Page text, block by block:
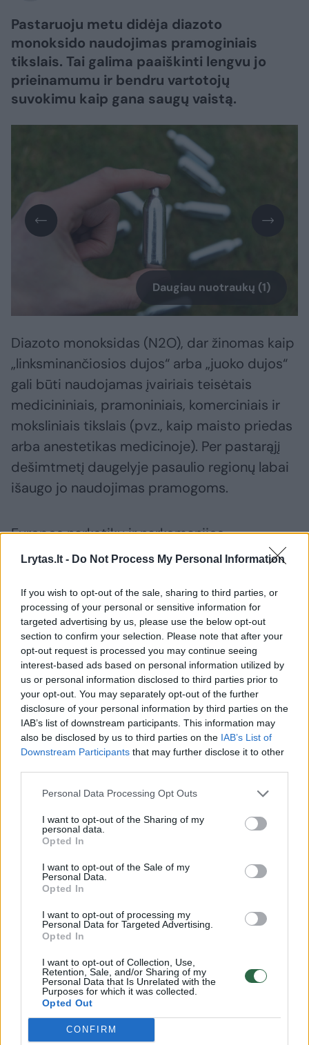
Lrytas.lt - Do Not Process My Personal Information
If you wish to opt-out of the sale, sharing to third parties, or
processing of your personal or sensitive information for
targeted advertising by us, please use the below opt-out
section to confirm your selection. Please note that after your
opt-out request is processed you may continue seeing
interest-based ads based on personal information utilized by
us or personal information disclosed to third parties prior to
your opt-out. You may separately opt-out of the further
disclosure of your personal information by third parties on the
IAB’s list of downstream participants. This information may
also be disclosed by us to third parties on the IAB’s List of
Downstream Participants that may further disclose it to other
Personal Data Processing Opt Outs
I want to opt-out of the Sharing of my
personal data.
Opted In
I want to opt-out of the Sale of my
Personal Data.
Opted In
I want to opt-out of processing my
Personal Data for Targeted Advertising.
Opted In
I want to opt-out of Collection, Use,
Retention, Sale, and/or Sharing of my
Personal Data that Is Unrelated with the
Purposes for which it was collected.
Opted Out
CONFIRM
Pastaruoju metu didėja diazoto
monoksido naudojimas pramoginiais
tikslais. Tai galima paaiškinti lengvu jo
prieinamumu ir bendru vartotojų
suvokimu kaip gana saugų vaistą.
Daugiau nuotraukų (1)
Diazoto monoksidas (N2O), dar žinomas kaip
„linksminančiosios dujos“ arba „juoko dujos“
gali būti naudojamas įvairiais teisėtais
medicininiais, pramoniniais, komerciniais ir
moksliniais tikslais (pvz., kaip maisto priedas
arba anestetikas medicinoje). Per pastarąjį
dešimtmetį daugelyje pasaulio regionų labai
išaugo jo naudojimas pramogoms.
Europos narkotikų ir narkomanijos
stebėsenos centro (EMCDDA) paskelbtoje
skiriama diazoto monoksido pasiūlai ir
pramoginiam naudojimui. Leidinyje „Diazoto
monoksido naudojimas pramoginiais tikslais:
didėjantis susirūpinimas Europai“ nurodoma
rizika ir žala, susijusi su šiuo vaistu, kuris
dabar yra plačiai prieinamas, pigus ir
populiarus tarp kai kurių jaunuolių.
susipažintičia , nagrinėjama esama situacija,
pavyzdžiai iš Danijos, Airijos, Prancūzijos,
Lietuvos, Nyderlandų, Portugalijos ir
Jungtinės Karalystės.
Susiję straipsniai